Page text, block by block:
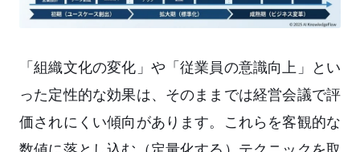
「組織文化の変化」や「従業員の意識向上」とい
った定性的な効果は、そのままでは経営会議で評
価されにくい傾向があります。これらを客観的な